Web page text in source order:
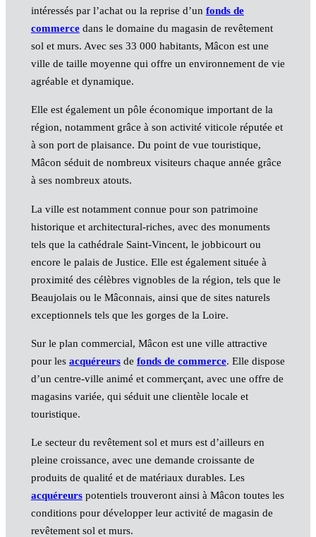
intéressés par l’achat ou la reprise d’un fonds de
commercedans le domaine du magasin de revêtement
sol et murs. Avec ses 33 000 habitants, Mâcon est une
ville de taille moyenne qui offre un environnement de vie
agréable et dynamique.
Elle est également un pôle économique important de la
région, notamment grâce à son activité viticole réputée et
à son port de plaisance. Du point de vue touristique,
Mâcon séduit de nombreux visiteurs chaque année grâce
à ses nombreux atouts.
La ville est notamment connue pour son patrimoine
historique et architectural-riches, avec des monuments
tels que la cathédrale Saint-Vincent, le jobbicourt ou
encore le palais de Justice. Elle est également située à
proximité des célèbres vignobles de la région, tels que le
Beaujolais ou le Mâconnais, ainsi que de sites naturels
exceptionnels tels que les gorges de la Loire.
Sur le plan commercial, Mâcon est une ville attractive
pour les acquéreursde fonds de commerce. Elle dispose
d’un centre-ville animé et commerçant, avec une offre de
magasins variée, qui séduit une clientèle locale et
touristique.
Le secteur du revêtement sol et murs est d’ailleurs en
pleine croissance, avec une demande croissante de
produits de qualité et de matériaux durables. Les
acquéreurspotentiels trouveront ainsi à Mâcon toutes les
conditions pour développer leur activité de magasin de
revêtement sol et murs.